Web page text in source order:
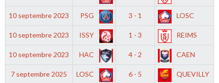
10 septembre 2023 PSG 3 - 1 LOSC
10 septembre 2023 ISSY 1 - 3 REIMS
10 septembre 2023 HAC 4 - 2 CAEN
7 septembre 2025 LOSC 6 - 5 QUEVILLY